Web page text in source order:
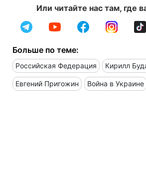
Или читайте нас там, где
Больше по теме:
Российская Федерация Кирилл
Евгений Пригожин Война в Украине